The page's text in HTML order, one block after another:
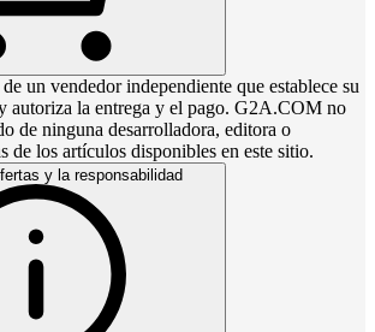
un vendedor independiente que establece su
autoriza la entrega y el pago. G2A.COM no
de ninguna desarrolladora, editora o
de los artículos disponibles en este sitio.
y la responsabilidad